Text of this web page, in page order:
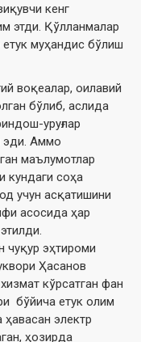
кенг
этди. Қўлланмалар
муҳандис бўлиш
воқеалар, оилавий
бўлиб, аслида
уруғлар
эди. Аммо
маълумотлар
кундаги соҳа
учун асқатишини
асосида ҳар
чуқур эҳтироми
Ҳасанов
кўрсатган фан
бўйича етук олим
электр
ҳозирда